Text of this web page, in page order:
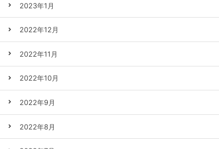
2023年1月
2022年12月
2022年11月
2022年10月
2022年9月
2022年8月